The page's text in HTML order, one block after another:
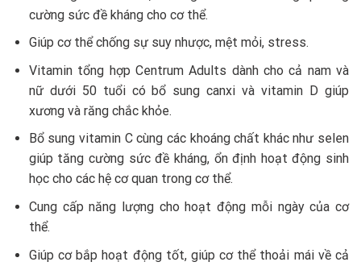
cường sức đề kháng cho cơ thể.
Giúp cơ thể chống sự suy nhược, mệt mỏi, stress.
Vitamin tổng hợp Centrum Adults dành cho cả nam và
nữ dưới 50 tuổi có bổ sung canxi và vitamin D giúp
xương và răng chắc khỏe.
Bổ sung vitamin C cùng các khoáng chất khác như selen
giúp tăng cường sức đề kháng, ổn định hoạt động sinh
học cho các hệ cơ quan trong cơ thể.
Cung cấp năng lượng cho hoạt động mỗi ngày của cơ
thể.
Giúp cơ bắp hoạt động tốt, giúp cơ thể thoải mái về cả